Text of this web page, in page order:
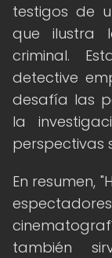
testigos de
que ilustra
criminal.
detective
desafía las
la
perspectivas
En resumen,
también